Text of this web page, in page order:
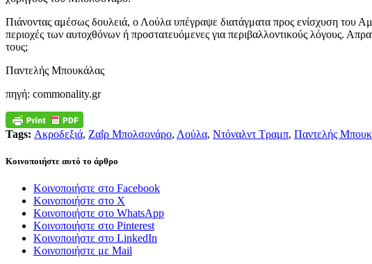
Πιάνοντας αμέσως δουλειά, ο Λούλα υπέγραψε διατάγματα προς ενίσχυση του
περιοχές των αυτοχθόνων ή προστατευόμενες για περιβαλλοντικούς λόγους.
τους;
Παντελής Μπουκάλας
πηγή: commonality.gr
Tags: Ακροδεξιά, Ζαΐρ Μπολσονάρο, Λούλα, Ντόναλντ Τραμπ, Παντελής
Κοινοποιήστε αυτό το άρθρο
Κοινοποιήστε στο Facebook
Κοινοποιήστε στο X
Κοινοποιήστε στο WhatsApp
Κοινοποιήστε στο Pinterest
Κοινοποιήστε στο LinkedIn
Κοινοποιήστε με Mail